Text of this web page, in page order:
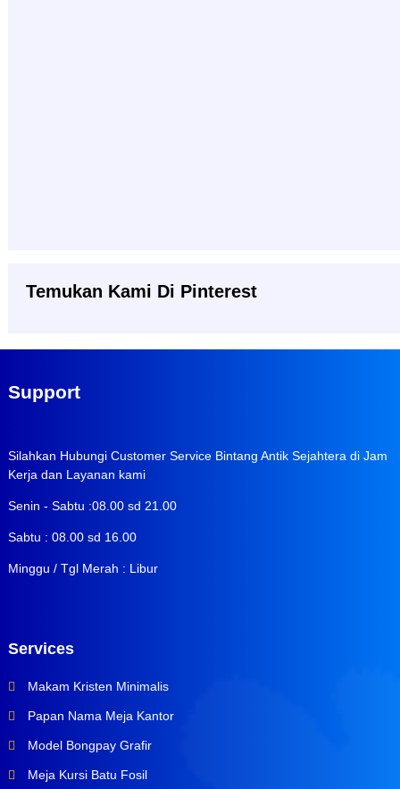
Temukan Kami Di Pinterest
Support
Silahkan Hubungi Customer Service Bintang Antik Sejahtera di Jam
Kerja dan Layanan kami
Senin - Sabtu :08.00 sd 21.00
Sabtu : 08.00 sd 16.00
Minggu / Tgl Merah : Libur
Services
Makam Kristen Minimalis
Papan Nama Meja Kantor
Model Bongpay Grafir
Meja Kursi Batu Fosil